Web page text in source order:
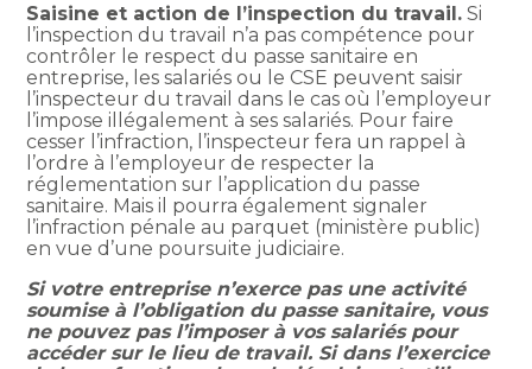
Saisine et action de l’inspection du travail. Si
l’inspection du travail n’a pas compétence pour
contrôler le respect du passe sanitaire en
entreprise, les salariés ou le CSE peuvent saisir
l’inspecteur du travail dans le cas où l’employeur
l’impose illégalement à ses salariés. Pour faire
cesser l’infraction, l’inspecteur fera un rappel à
l’ordre à l’employeur de respecter la
réglementation sur l’application du passe
sanitaire. Mais il pourra également signaler
l’infraction pénale au parquet (ministère public)
en vue d’une poursuite judiciaire.
Si votre entreprise n’exerce pas une activité
soumise à l’obligation du passe sanitaire, vous
ne pouvez pas l’imposer à vos salariés pour
accéder sur le lieu de travail. Si dans l’exercice